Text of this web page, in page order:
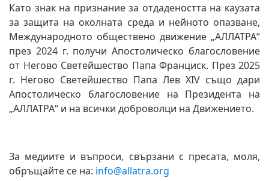
Като знак на признание за отдадеността на каузата
за защита на околната среда и нейното опазване,
Международното обществено движение „АЛЛАТРА“
през 2024 г. получи Апостолическо благословение
от Негово Светейшество Папа Франциск. През 2025
г. Негово Светейшество Папа Лев XIV също дари
Апостолическо благословение на Президента на
„АЛЛАТРА“ и на всички доброволци на Движението.
За медиите и въпроси, свързани с пресата, моля,
обръщайте се на: info@allatra.org